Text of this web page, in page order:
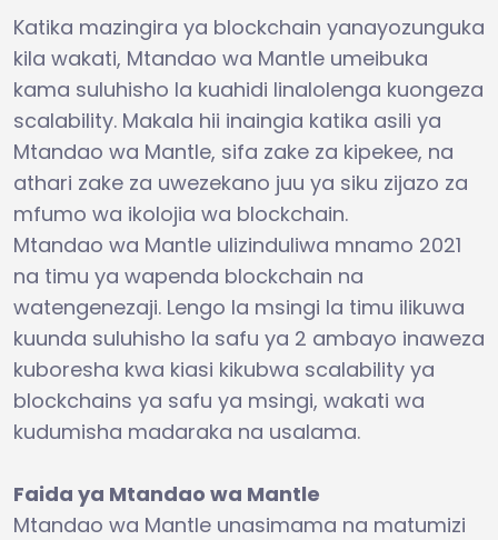
Katika mazingira ya blockchain yanayozunguka
kila wakati, Mtandao wa Mantle umeibuka
kama suluhisho la kuahidi linalolenga kuongeza
scalability. Makala hii inaingia katika asili ya
Mtandao wa Mantle, sifa zake za kipekee, na
athari zake za uwezekano juu ya siku zijazo za
mfumo wa ikolojia wa blockchain.
Mtandao wa Mantle ulizinduliwa mnamo 2021
na timu ya wapenda blockchain na
watengenezaji. Lengo la msingi la timu ilikuwa
kuunda suluhisho la safu ya 2 ambayo inaweza
kuboresha kwa kiasi kikubwa scalability ya
blockchains ya safu ya msingi, wakati wa
kudumisha madaraka na usalama.
Faida ya Mtandao wa Mantle
Mtandao wa Mantle unasimama na matumizi